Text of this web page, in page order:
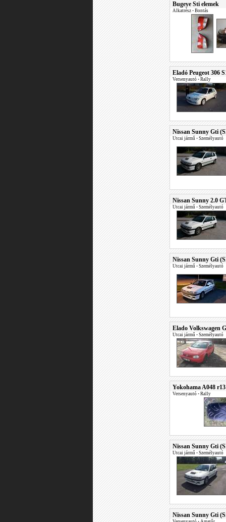
Bugeye Sti elemek
Alkatrész • Bontás
Eladó Peugeot 306
Versenyautó • Rally
Nissan Sunny Gti
Utcai jármű • Személyautó
Nissan Sunny 2.0
Utcai jármű • Személyautó
Nissan Sunny Gti
Utcai jármű • Személyautó
Elado Volkswagen
Utcai jármű • Személyautó
Yokohama A048 r13
Versenyautó • Rally
Nissan Sunny Gti
Utcai jármű • Személyautó
Nissan Sunny Gti